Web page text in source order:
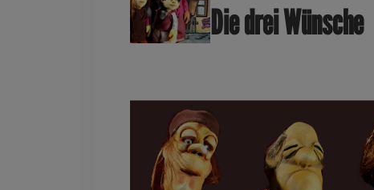
Die drei Wünsche